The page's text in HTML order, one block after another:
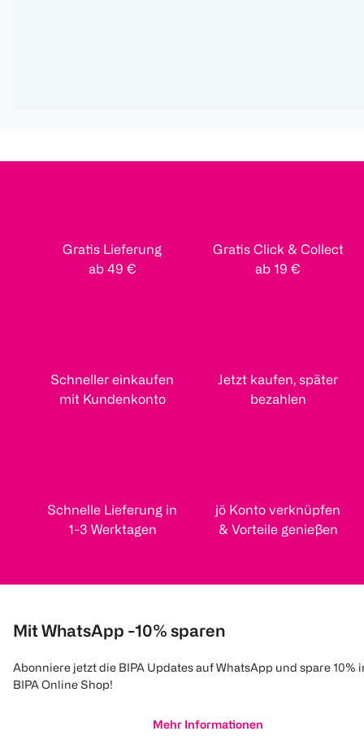
Gratis Lieferung
ab 49 €
Gratis Click & Collect
ab 19 €
Schneller einkaufen
mit Kundenkonto
Jetzt kaufen, später
bezahlen
Schnelle Lieferung in
1-3 Werktagen
jö Konto verknüpfen
& Vorteile genießen
Mit WhatsApp -10% sparen
Abonniere jetzt die BIPA Updates auf WhatsApp und spare 10%
BIPA Online Shop!
Mehr Informationen